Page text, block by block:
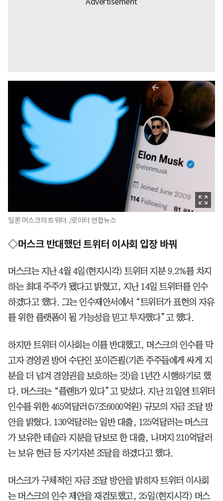
일론 머스크의 트위터. /로이터 연합뉴스
◇머스크 반대했던 트위터 이사회 입장 바꿔
머스크는 지난 4월 4일(현지시각) 트위터 지분 9.2%를 차지
하는 최대 주주가 됐다고 밝혔고, 지난 14일 트위터를 인수
하겠다고 했다. 그는 인수제안서에서 “트위터가 표현의 자유
를 위한 플랫폼이 될 가능성을 믿고 투자했다”고 했다.
하지만 트위터 이사회는 이를 반대했고, 머스크의 인수를 막
고자 경영권 방어 수단인 포이즌필(기존 주주들에게 싸게 지
분을 더 넘겨 경영권을 보호하는 것)을 1년간 시행하기로 했
다. 머스크는 “플랜B가 있다”고 맞섰다. 지난 21일엔 트위터
인수를 위한 465억달러(57조6000억원) 규모의 자금 조달 방
안을 밝혔다. 130억달러는 일반 대출, 125억달러는 머스크
가 보유한 테슬라 지분을 담보로 한 대출, 나머지 210억달러
는 보유 현금 등 자기자본 조달을 하겠다고 했다.
머스크가 구체적인 자금 조달 방안을 밝히자 트위터 이사회
는 머스크의 인수 제안을 재검토했고, 25일(현지시각) 머스